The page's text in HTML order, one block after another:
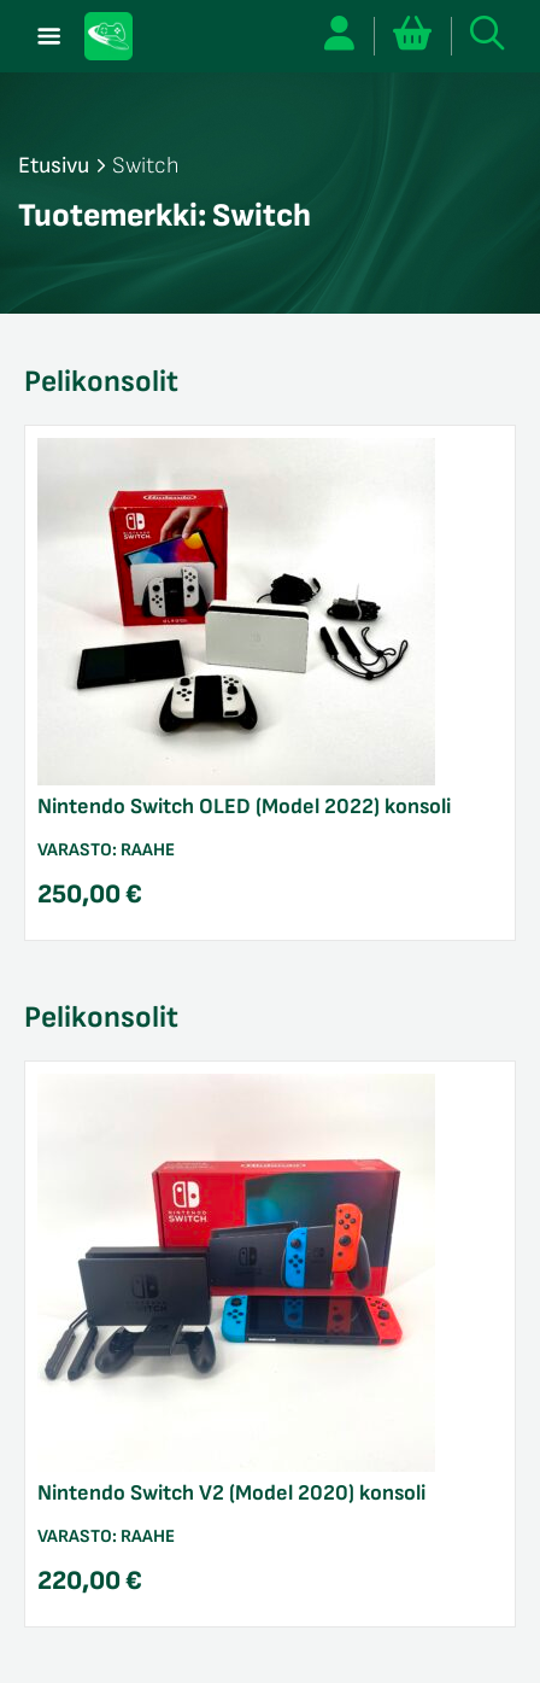
Etusivu Switch
Tuotemerkki: Switch
Pelikonsolit
Nintendo Switch OLED (Model 2022) konsoli
VARASTO: RAAHE
250,00€
Pelikonsolit
Nintendo Switch V2 (Model 2020) konsoli
VARASTO: RAAHE
220,00€
sulje